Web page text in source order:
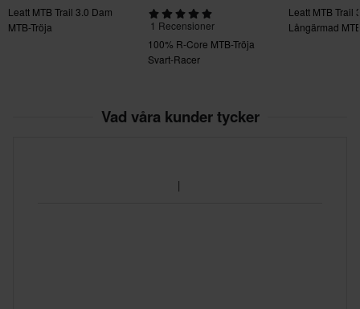
Leatt MTB Trail 3.0 Dam
MTB-Tröja
1 Recensioner
100% R-Core MTB-Tröja
Svart-Racer
Leatt MTB Trail
Långärmad
Vad våra kunder tycker